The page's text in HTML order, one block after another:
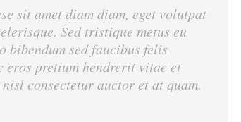
sit amet diam diam, eget volutpat
Sed tristique metus eu
bibendum sed faucibus felis
pretium hendrerit vitae et
consectetur auctor et at quam.